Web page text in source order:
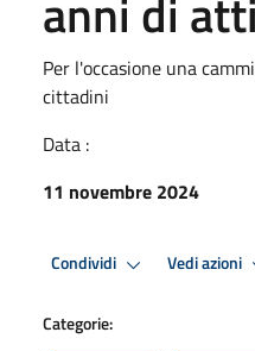
Per l'occasione una
cittadini
Data :
11 novembre 2024
Condividi Vedi azioni
Categorie: